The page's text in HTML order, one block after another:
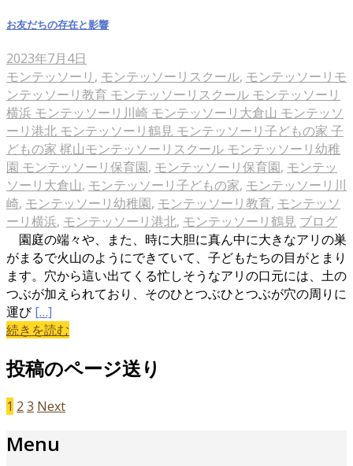
お友だちの存在と影響
2023年7月4日
モンテッソーリ , モンテッソーリスクール, モンテッソーリモ
ンテッソーリ教育 モンテッソーリスクール モンテッソーリ
横浜 モンテッソーリ川崎 モンテッソーリ大倉山 モンテッソ
ーリ港北 モンテッソーリ鶴見 モンテッソーリ子どもの家 子
どもの家 梶山モンテッソーリスクール モンテッソーリ幼稚
園 モンテッソーリ保育園, モンテッソーリ保育園, モンテッ
ソーリ大倉山, モンテッソーリ子どもの家, モンテッソーリ川
崎, モンテッソーリ幼稚園, モンテッソーリ教育, モンテッソ
ーリ横浜, モンテッソーリ港北, モンテッソーリ鶴見 ブログ
園庭の端々や、また、時に大胆に真ん中に大きなアリの巣
がまるで火山のようにできていて、子どもたちの目がとまり
ます。穴から這い出てくる忙しそうなアリの口元には、土の
つぶが加えられており、そのひとつぶひとつぶが穴の周りに
運び[…]
続きを読む
投稿のページ送り
1 2 3 Next
Menu